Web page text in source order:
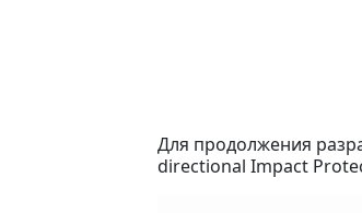
Для продолжения
directional Impact